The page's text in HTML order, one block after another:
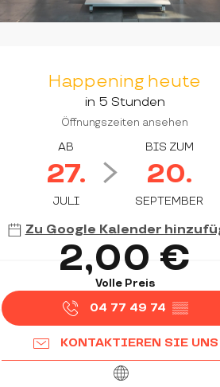
Happening heute
in 5 Stunden
Öffnungszeiten ansehen
AB
27.
JULI
BIS ZUM
20.
SEPTEMBER
Zu Google Kalender
2,00 €
Volle Preis
04 77 49 74 ▒▒
KONTAKTIEREN SIE UNS